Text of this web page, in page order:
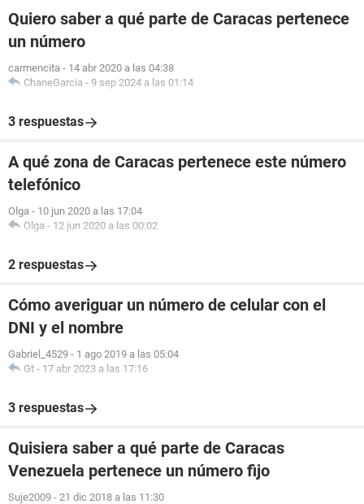
Quiero saber a qué parte de Caracas pertenece
un número
carmencita - 14 abr 2020 a las 04:38
ChaneGarcia - 9 sep 2024 a las 01:14
3 respuestas
A qué zona de Caracas pertenece este número
telefónico
Olga - 10 jun 2020 a las 17:04
Olga - 12 jun 2020 a las 00:02
2 respuestas
Cómo averiguar un número de celular con el
DNI y el nombre
Gabriel_4529 - 1 ago 2019 a las 05:04
Gt - 17 abr 2023 a las 17:16
3 respuestas
Quisiera saber a qué parte de Caracas
Venezuela pertenece un número fijo
Suje2009 - 21 dic 2018 a las 11:30